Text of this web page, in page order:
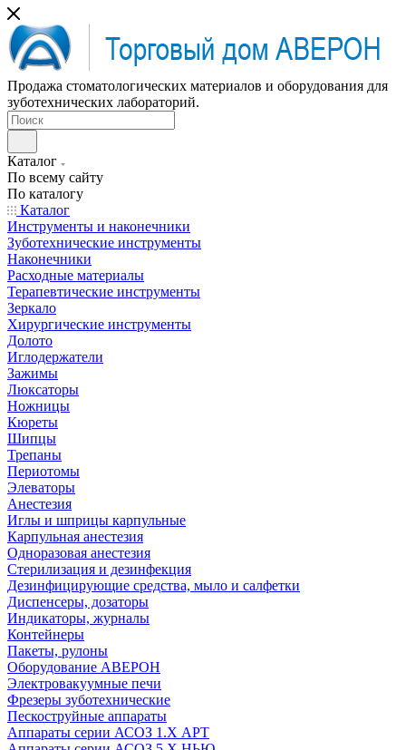
Продажа стоматологических материалов и оборудования для
зуботехнических лабораторий.
Каталог
По всему сайту
По каталогу
Каталог
Инструменты и наконечники
Зуботехнические инструменты
Наконечники
Расходные материалы
Терапевтические инструменты
Зеркало
Хирургические инструменты
Долото
Иглодержатели
Зажимы
Люксаторы
Ножницы
Кюреты
Шипцы
Трепаны
Периотомы
Элеваторы
Анестезия
Иглы и шприцы карпульные
Карпульная анестезия
Одноразовая анестезия
Стерилизация и дезинфекция
Дезинфицирующие средства, мыло и салфетки
Диспенсеры, дозаторы
Индикаторы, журналы
Контейнеры
Пакеты, рулоны
Оборудование АВЕРОН
Электровакуумные печи
Фрезеры зуботехнические
Пескоструйные аппараты
Аппараты серии АСОЗ 1.Х АРТ